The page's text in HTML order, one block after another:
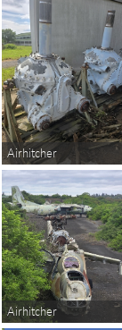
Airhitcher
Airhitcher